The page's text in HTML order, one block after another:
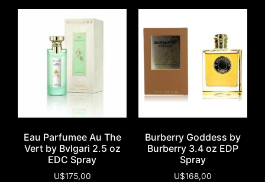
Eau Parfumee Au The
Vert by Bvlgari 2.5 oz
EDC Spray
U$175,00
Burberry Goddess by
Burberry 3.4 oz EDP
Spray
U$168,00